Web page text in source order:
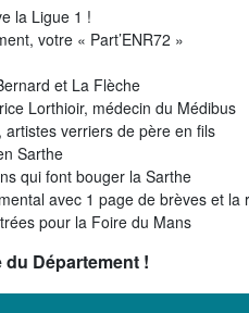
la Ligue 1 !
votre « Part’ENR72 »
et La Flèche
Lorthioir, médecin du Médibus
verriers de père en fils
Sarthe
qui font bouger la Sarthe
avec 1 page de brèves et
pour la Foire du Mans
du Département !